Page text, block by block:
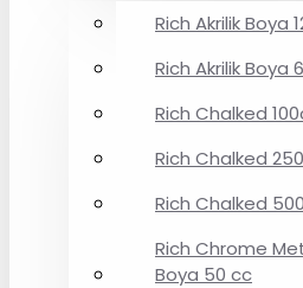
Rich Akrilik Boya
Rich Akrilik Boya
Rich Chalked
Rich Chalked
Rich Chalked
Rich Chrome
Boya 50 cc